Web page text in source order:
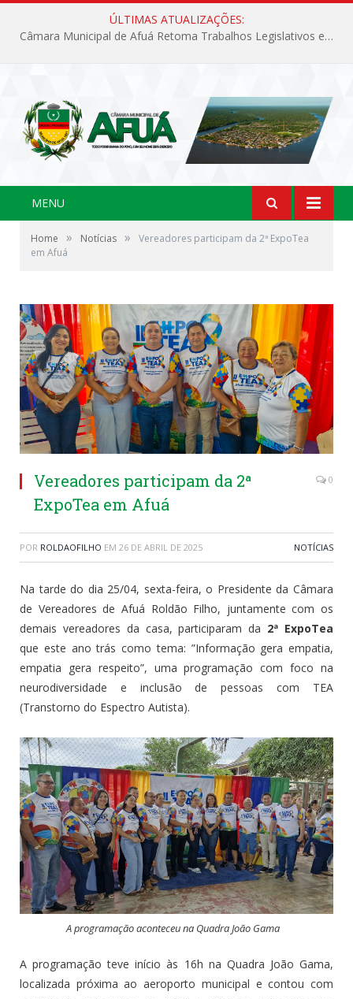
ÚLTIMAS ATUALIZAÇÕES:
Câmara Municipal de Afuá Retoma Trabalhos Legislativos em Sessão Ordinária
MENU
Home » Notícias »
Vereadores participam da 2ª ExpoTea
em Afuá
Vereadores participam da 2ª
ExpoTea em Afuá
0
POR ROLDAOFILHO EM 26 DE ABRIL DE 2025 NOTÍCIAS
Na tarde do dia 25/04, sexta-feira, o Presidente da Câmara
de Vereadores de Afuá Roldão Filho, juntamente com os
demais vereadores da casa, participaram da 2ª ExpoTea
que este ano trás como tema: ”Informação gera empatia,
empatia gera respeito”, uma programação com foco na
neurodiversidade e inclusão de pessoas com TEA
(Transtorno do Espectro Autista).
A programação aconteceu na Quadra João Gama
A programação teve início às 16h na Quadra João Gama,
localizada próxima ao aeroporto municipal e contou com